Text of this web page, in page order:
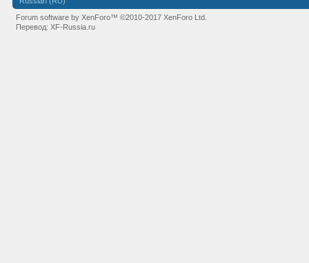
Forum software by XenForo™©2010-2017 XenForo Ltd.
Перевод:XF-Russia.ru